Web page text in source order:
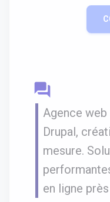
question_answer
Agence
Drupal,
mesure.
en ligne